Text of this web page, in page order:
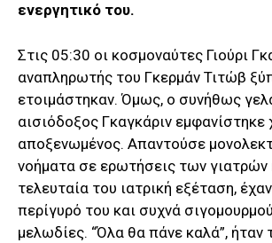
ενεργητικό του.
Στις 05:30 οι κοσμοναύτες Γιούρι
αναπληρωτής του Γκερμάν Τιτώβ
ετοιμάστηκαν. Όμως, ο συνήθως
αισιόδοξος Γκαγκάριν εμφανίστηκε
αποξενωμένος. Απαντούσε
νοήματα σε ερωτήσεις των γιατρών
τελευταία του ιατρική εξέταση,
περίγυρό του και συχνά
μελωδίες. “Όλα θα πάνε καλά”, ήταν